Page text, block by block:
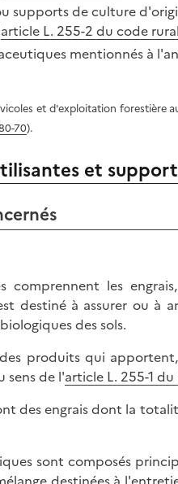
supports de culture
article L. 255-2 du code
mentionnés à
et d'exploitation forestière
70).
et
comprennent les
destiné à assurer ou à
des sols.
des produits qui
sens de l'article L. 255-1 du
des engrais dont la
sont composés